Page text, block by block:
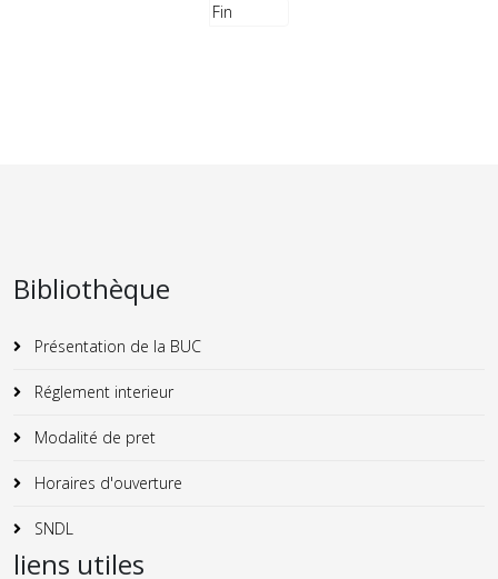
Fin
Bibliothèque
Présentation de la BUC
Réglement interieur
Modalité de pret
Horaires d'ouverture
SNDL
liens utiles